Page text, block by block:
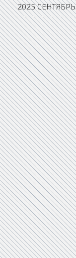
2025 СЕНТЯБРЬ